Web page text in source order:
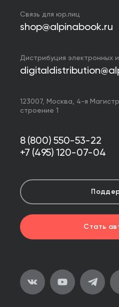
Связь для юр.лиц
shop@alpinabook.ru
Дистрибуция электронных
123007, Москва, 4-я
строение 1
8 (800) 550-53-22
+7 (495) 120-07-04
Стать